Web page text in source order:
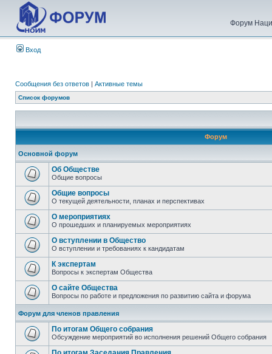
Форум
Вход
Сообщения без ответов | Активные темы
Список форумов
Форум
Основной форум
Об Обществе
Общие вопросы
Общие вопросы
О текущей деятельности, планах и перспективах
О мероприятиях
О прошедших и планируемых мероприятиях
О вступлении в Общество
О вступлении и требованиях к кандидатам
К экспертам
Вопросы к экспертам Общества
О сайте Общества
Вопросы по работе и предложения по развитию сайта и форума
Форум для членов правления
По итогам Общего собрания
Обсуждение мероприятий во исполнения решений Общего собрания